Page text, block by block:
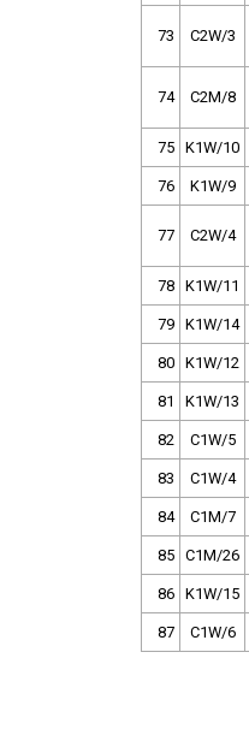
73 C2W/3
74 C2M/8
75 K1W/10
76 K1W/9
77 C2W/4
78 K1W/11
79 K1W/14
80 K1W/12
81 K1W/13
82 C1W/5
83 C1W/4
84 C1M/7
85 C1M/26
86 K1W/15
87 C1W/6